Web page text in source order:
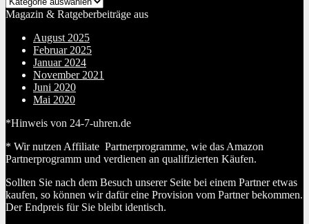
Magazin & Ratgeberbeiträge aus
August 2025
Februar 2025
Januar 2024
November 2021
Juni 2020
Mai 2020
*Hinweis von 24-7-uhren.de
* Wir nutzen Affiliate Partnerprogramme, wie das Amazon
Partnerprogramm und verdienen an qualifizierten Käufen.
Sollten Sie nach dem Besuch unserer Seite bei einem Partner etwas
kaufen, so können wir dafür eine Provision vom Partner bekommen.
Der Endpreis für Sie bleibt identisch.